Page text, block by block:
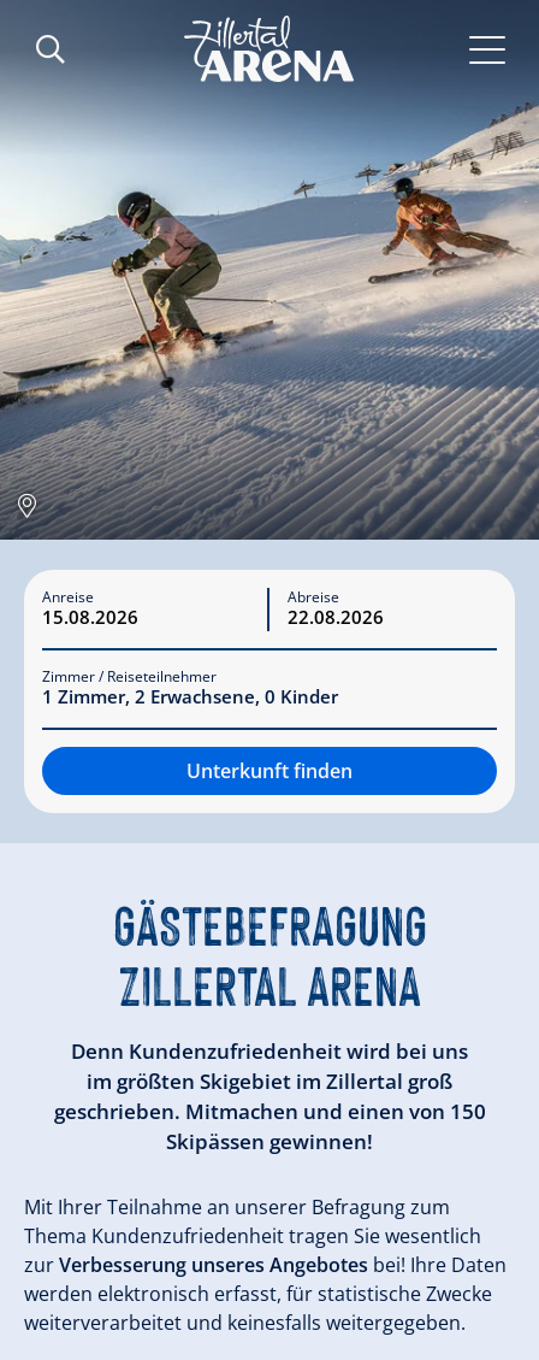
Anreise Abreise
Zimmer / Reiseteilnehmer
1 Zimmer, 2 Erwachsene, 0 Kinder
Unterkunft finden
GÄSTEBEFRAGUNG
ZILLERTAL ARENA
Denn Kundenzufriedenheit wird bei uns
im größten Skigebiet im Zillertal groß
geschrieben. Mitmachen und einen von 150
Skipässen gewinnen!
Mit Ihrer Teilnahme an unserer Befragung zum
Thema Kundenzufriedenheit tragen Sie wesentlich
zurVerbesserung unseres Angebotes bei! Ihre Daten
werden elektronisch erfasst, für statistische Zwecke
weiterverarbeitet und keinesfalls weitergegeben.